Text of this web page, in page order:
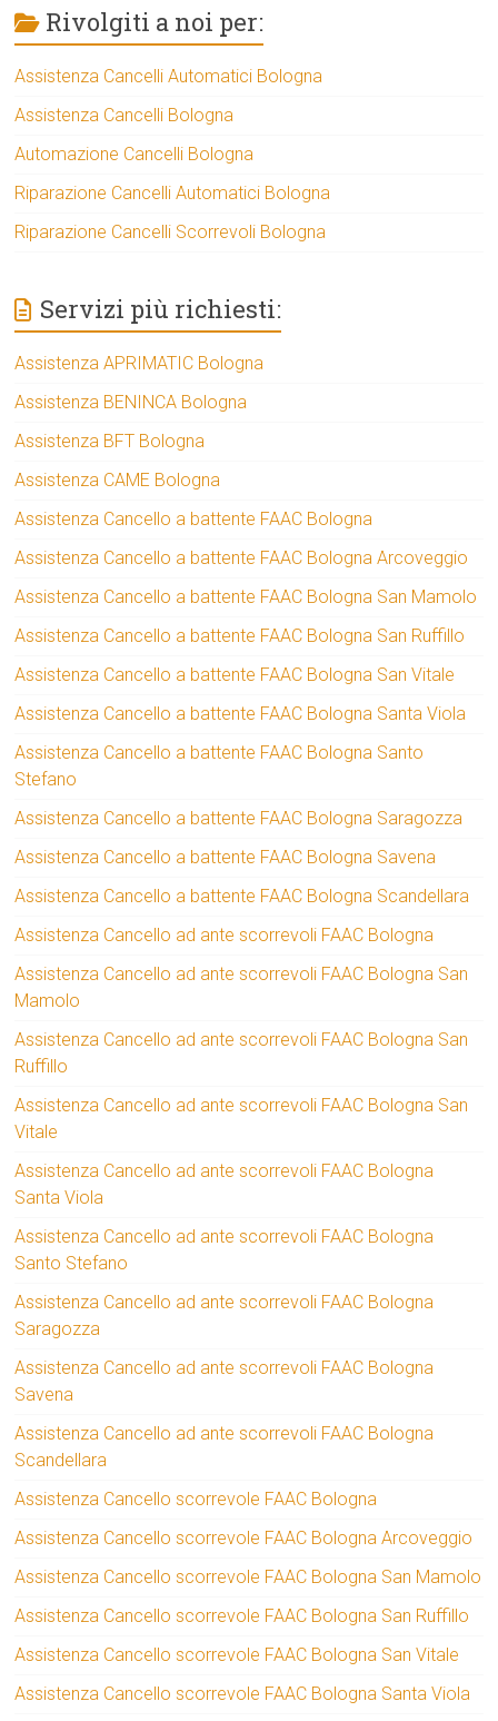
Rivolgiti a noi per:
Assistenza Cancelli Automatici Bologna
Assistenza Cancelli Bologna
Automazione Cancelli Bologna
Riparazione Cancelli Automatici Bologna
Riparazione Cancelli Scorrevoli Bologna
Servizi più richiesti:
Assistenza APRIMATIC Bologna
Assistenza BENINCA Bologna
Assistenza BFT Bologna
Assistenza CAME Bologna
Assistenza Cancello a battente FAAC Bologna
Assistenza Cancello a battente FAAC Bologna Arcoveggio
Assistenza Cancello a battente FAAC Bologna San Mamolo
Assistenza Cancello a battente FAAC Bologna San Ruffillo
Assistenza Cancello a battente FAAC Bologna San Vitale
Assistenza Cancello a battente FAAC Bologna Santa Viola
Assistenza Cancello a battente FAAC Bologna Santo
Stefano
Assistenza Cancello a battente FAAC Bologna Saragozza
Assistenza Cancello a battente FAAC Bologna Savena
Assistenza Cancello a battente FAAC Bologna Scandellara
Assistenza Cancello ad ante scorrevoli FAAC Bologna
Assistenza Cancello ad ante scorrevoli FAAC Bologna San
Mamolo
Assistenza Cancello ad ante scorrevoli FAAC Bologna San
Ruffillo
Assistenza Cancello ad ante scorrevoli FAAC Bologna San
Vitale
Assistenza Cancello ad ante scorrevoli FAAC Bologna
Santa Viola
Assistenza Cancello ad ante scorrevoli FAAC Bologna
Santo Stefano
Assistenza Cancello ad ante scorrevoli FAAC Bologna
Saragozza
Assistenza Cancello ad ante scorrevoli FAAC Bologna
Savena
Assistenza Cancello ad ante scorrevoli FAAC Bologna
Scandellara
Assistenza Cancello scorrevole FAAC Bologna
Assistenza Cancello scorrevole FAAC Bologna Arcoveggio
Assistenza Cancello scorrevole FAAC Bologna San Mamolo
Assistenza Cancello scorrevole FAAC Bologna San Ruffillo
Assistenza Cancello scorrevole FAAC Bologna San Vitale
Assistenza Cancello scorrevole FAAC Bologna Santa Viola